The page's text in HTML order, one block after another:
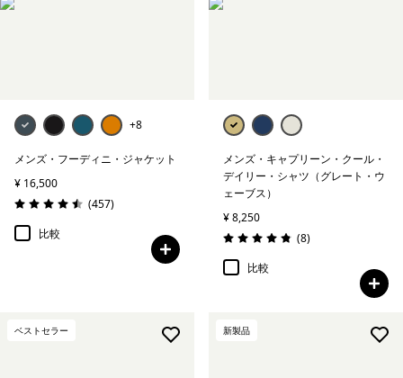
絞り込み
絞り込み
温度
絞り込み
保温指標
+8
メンズ・フーディニ・ジャケット
¥ 16,500
評価: 4.5 / 5
(457レビュー
)
比較
メンズ・キャプリーン・クール・
デイリー・シャツ（グレート・ウ
ェーブス）
¥ 8,250
評価: 4.9 / 5
(8レビュー
)
比較
ベストセラー 新製品